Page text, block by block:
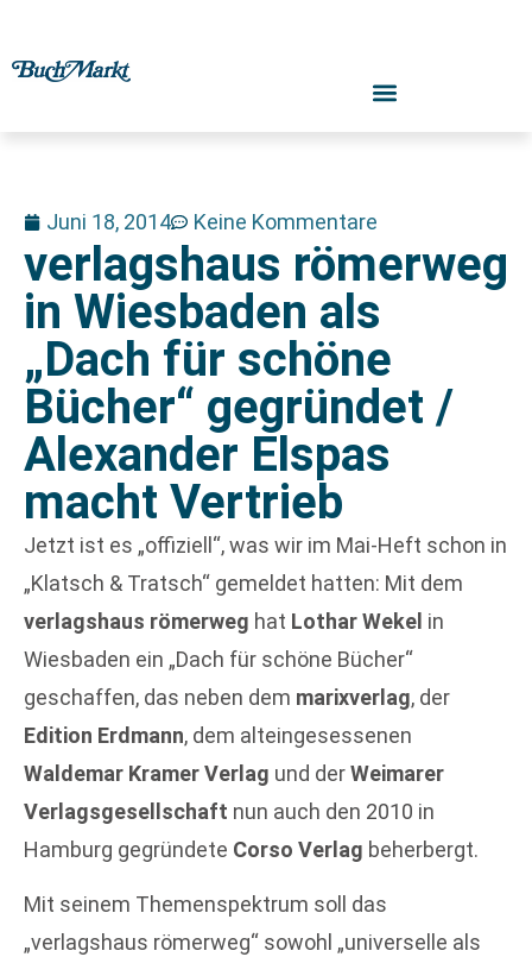
Juni 18, 2014 Keine Kommentare
verlagshaus römerweg
in Wiesbaden als
„Dach für schöne
Bücher“ gegründet /
Alexander Elspas
macht Vertrieb
Jetzt ist es „offiziell“, was wir im Mai-Heft schon in
„Klatsch & Tratsch“ gemeldet hatten: Mit dem
verlagshaus römerweg hat Lothar Wekel in
Wiesbaden ein „Dach für schöne Bücher“
geschaffen, das neben dem marixverlag, der
Edition Erdmann, dem alteingesessenen
Waldemar Kramer Verlag und derWeimarer
Verlagsgesellschaft nun auch den 2010 in
Hamburg gegründete Corso Verlag beherbergt.
Mit seinem Themenspektrum soll das
„verlagshaus römerweg“ sowohl „universelle als